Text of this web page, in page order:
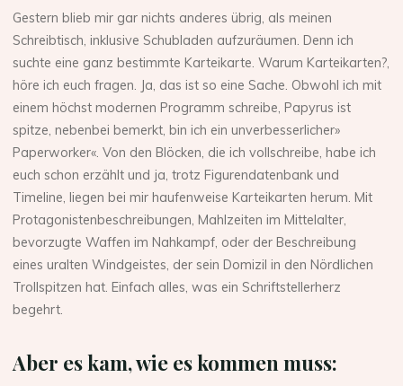
Gestern blieb mir gar nichts anderes übrig, als meinen
Schreibtisch, inklusive Schubladen aufzuräumen. Denn ich
suchte eine ganz bestimmte Karteikarte. Warum Karteikarten?,
höre ich euch fragen. Ja, das ist so eine Sache. Obwohl ich mit
einem höchst modernen Programm schreibe, Papyrus ist
spitze, nebenbei bemerkt, bin ich ein unverbesserlicher»
Paperworker«. Von den Blöcken, die ich vollschreibe, habe ich
euch schon erzählt und ja, trotz Figurendatenbank und
Timeline, liegen bei mir haufenweise Karteikarten herum. Mit
Protagonistenbeschreibungen, Mahlzeiten im Mittelalter,
bevorzugte Waffen im Nahkampf, oder der Beschreibung
eines uralten Windgeistes, der sein Domizil in den Nördlichen
Trollspitzen hat. Einfach alles, was ein Schriftstellerherz
begehrt.
Aber es kam, wie es kommen muss: